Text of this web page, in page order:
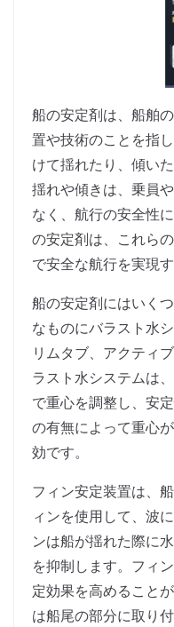
船の安定剤は、船舶
置や技術のことを指
けて揺れたり、傾い
揺れや傾きは、乗員
なく、航行の安全性
の安定剤は、これら
で安全な航行を実現
船の安定剤にはいく
なものにバラスト水
リムタブ、アクティ
ラスト水システムは
で重心を調整し、安
の有無によって重心
効です。
フィン安定装置は、
ィンを使用して、波
ンは船が揺れた際に
を抑制します。フィ
定効果を高めること
は船尾の部分に取り